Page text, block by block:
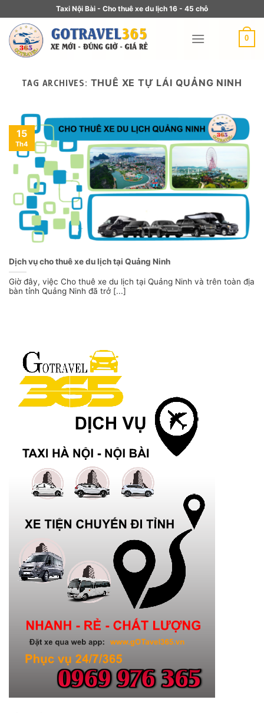
Taxi Nội Bài - Cho thuê xe du lịch 16 - 45 chỗ
0
TAG ARCHIVES: THUÊ XE TỰ LÁI QUẢNG NINH
Dịch vụ cho thuê xe du lịch tại Quảng Ninh
Giờ đây, việc Cho thuê xe du lịch tại Quảng Ninh và trên toàn địa
bàn tỉnh Quảng Ninh đã trở [...]
15
Th4